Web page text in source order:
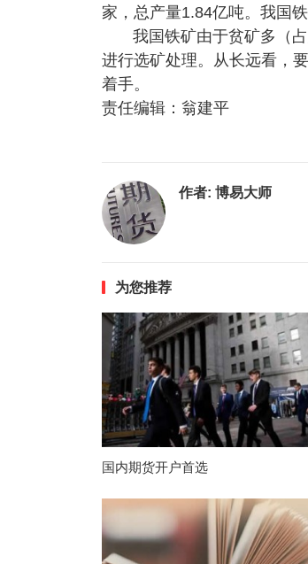
家，总产量1.84亿吨。我国
我国铁矿由于贫矿多（
进行选矿处理。从长远看，
着手。
责任编辑：翁建平
作者: 博易大师
为您推荐
国内期货开户首选